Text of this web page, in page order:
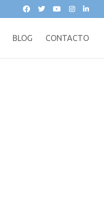
BLOG CONTACTO